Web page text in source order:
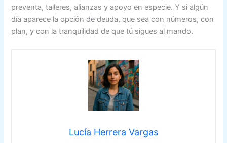
preventa, talleres, alianzas y apoyo en especie. Y si algún
día aparece la opción de deuda, que sea con números, con
plan, y con la tranquilidad de que tú sigues al mando.
Lucía Herrera Vargas